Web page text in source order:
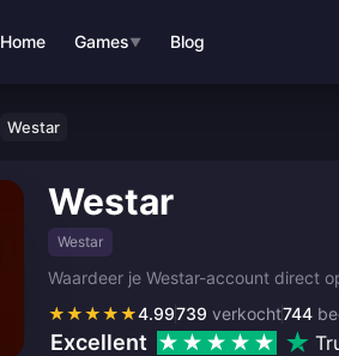
Home Games▼ Blog
Westar
Westar
Westar
Waardeer je Westar-account direct
★★★★★4.99 744
739 verkocht
Excellent